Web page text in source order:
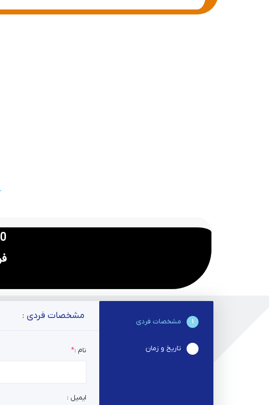
20
1 مشخصات فردی
تاریخ و زمان
مشخصات فردی :
نام :
ایمیل :